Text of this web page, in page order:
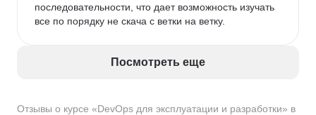
Отзывы о курсе «DevOps для эксплуатации и разработки» в
последовательности, что дает возможность изучать
все по порядку не скача с ветки на ветку.
Посмотреть еще